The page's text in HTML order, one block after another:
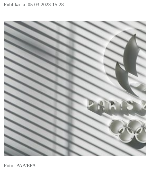
Publikacja: 05.03.2023 15:28
Foto: PAP/EPA